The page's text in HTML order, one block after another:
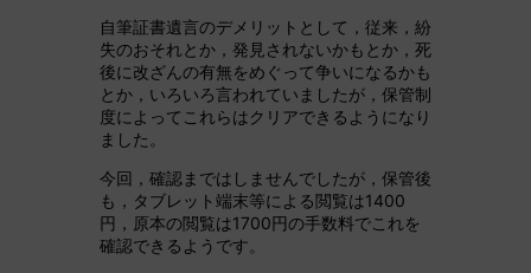
自筆証書遺言のデメリットとして，従来，紛
失のおそれとか，発見されないかもとか，死
後に改ざんの有無をめぐって争いになるかも
とか，いろいろ言われていましたが，保管制
度によってこれらはクリアできるようになり
ました。
今回，確認まではしませんでしたが，保管後
も，タブレット端末等による閲覧は1400
円，原本の閲覧は1700円の手数料でこれを
確認できるようです。